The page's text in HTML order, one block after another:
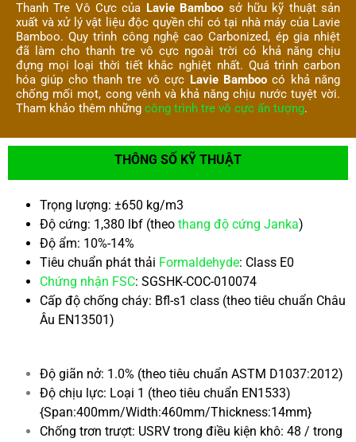
Thanh Tre Vô Cực của Lavie Bamboo sở hữu kỹ thuật sản
xuất và xử lý vật liệu độc quyền chỉ có tại nhà máy của Lavie
Bamboo. Quy trình công nghệ cao Carbonized, ép gia nhiệt
đã làm cho thanh tre vô cực ngoài trời có khả năng chịu
đựng mọi loại thời tiết khắc nghiệt nhất. Quá trình carbon
hóa giúp cho thanh tre vô cực Lavie Bamboocó khả năng
chống mối mọt, cong vênh và khả năng chịu nước tuyệt vời.
Tham khảo thêm những công trình tre vô cực ấn tượng.
THÔNG SỐ KỸ THUẬT
Trọng lượng: ±650 kg/m3
Độ cứng: 1,380 lbf (theo thang độ cứng Janka)
Độ ẩm: 10%-14%
Tiêu chuẩn phát thải Formaldehyde: Class E0
Chứng nhận FSC: SGSHK-COC-010074
Cấp độ chống cháy: Bfl-s1 class (theo tiêu chuẩn Châu
Âu EN13501)
Độ giãn nở: 1.0% (theo tiêu chuẩn ASTM D1037:2012)
Độ chịu lực: Loại 1 (theo tiêu chuẩn EN1533)
{Span:400mm/Width:460mm/Thickness:14mm}
Chống trơn trượt: USRV trong điều kiện khô: 48 / trong